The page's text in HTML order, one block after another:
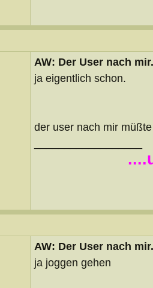
AW: Der User nach
ja eigentlich schon.
der user nach mir
AW: Der User nach
ja joggen gehen